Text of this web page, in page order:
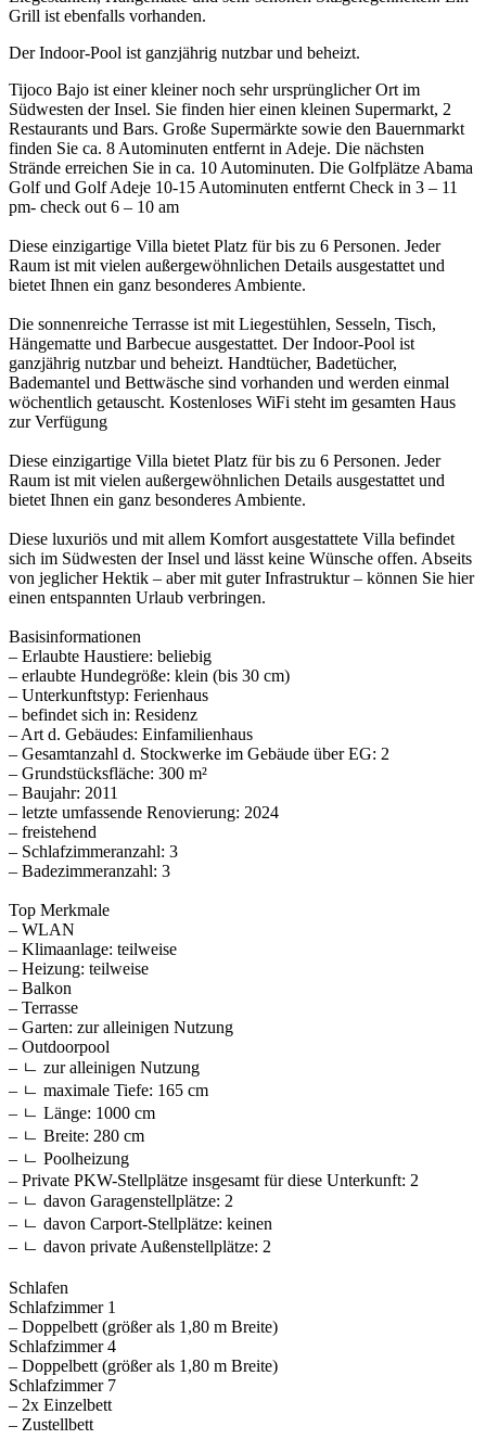
Grill ist ebenfalls vorhanden.
Der Indoor-Pool ist ganzjährig nutzbar und beheizt.
Tijoco Bajo ist einer kleiner noch sehr ursprünglicher Ort im
Südwesten der Insel. Sie finden hier einen kleinen Supermarkt, 2
Restaurants und Bars. Große Supermärkte sowie den Bauernmarkt
finden Sie ca. 8 Autominuten entfernt in Adeje. Die nächsten
Strände erreichen Sie in ca. 10 Autominuten. Die Golfplätze Abama
Golf und Golf Adeje 10-15 Autominuten entfernt Check in 3 – 11
pm- check out 6 – 10 am
Diese einzigartige Villa bietet Platz für bis zu 6 Personen. Jeder
Raum ist mit vielen außergewöhnlichen Details ausgestattet und
bietet Ihnen ein ganz besonderes Ambiente.
Die sonnenreiche Terrasse ist mit Liegestühlen, Sesseln, Tisch,
Hängematte und Barbecue ausgestattet. Der Indoor-Pool ist
ganzjährig nutzbar und beheizt. Handtücher, Badetücher,
Bademantel und Bettwäsche sind vorhanden und werden einmal
wöchentlich getauscht. Kostenloses WiFi steht im gesamten Haus
zur Verfügung
Diese einzigartige Villa bietet Platz für bis zu 6 Personen. Jeder
Raum ist mit vielen außergewöhnlichen Details ausgestattet und
bietet Ihnen ein ganz besonderes Ambiente.
Diese luxuriös und mit allem Komfort ausgestattete Villa befindet
sich im Südwesten der Insel und lässt keine Wünsche offen. Abseits
von jeglicher Hektik – aber mit guter Infrastruktur – können Sie hier
einen entspannten Urlaub verbringen.
Basisinformationen
– Erlaubte Haustiere: beliebig
– erlaubte Hundegröße: klein (bis 30 cm)
– Unterkunftstyp: Ferienhaus
– befindet sich in: Residenz
– Art d. Gebäudes: Einfamilienhaus
– Gesamtanzahl d. Stockwerke im Gebäude über EG: 2
– Grundstücksfläche: 300 m²
– Baujahr: 2011
– letzte umfassende Renovierung: 2024
– freistehend
– Schlafzimmeranzahl: 3
– Badezimmeranzahl: 3
Top Merkmale
– WLAN
– Klimaanlage: teilweise
– Heizung: teilweise
– Balkon
– Terrasse
– Garten: zur alleinigen Nutzung
– Outdoorpool
– ㄴ zur alleinigen Nutzung
– ㄴ maximale Tiefe: 165 cm
– ㄴ Länge: 1000 cm
– ㄴ Breite: 280 cm
– ㄴ Poolheizung
– Private PKW-Stellplätze insgesamt für diese Unterkunft: 2
– ㄴ davon Garagenstellplätze: 2
– ㄴ davon Carport-Stellplätze: keinen
– ㄴ davon private Außen­stellplätze: 2
Schlafen
Schlafzimmer 1
– Doppelbett (größer als 1,80 m Breite)
Schlafzimmer 4
– Doppelbett (größer als 1,80 m Breite)
Schlafzimmer 7
– 2x Einzelbett
– Zustellbett